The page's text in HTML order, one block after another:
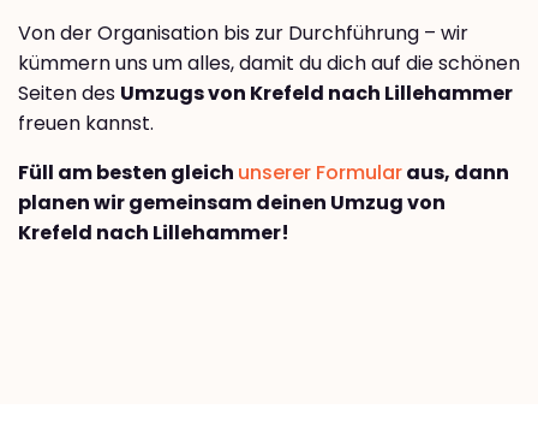
Von der Organisation bis zur Durchführung – wir
kümmern uns um alles, damit du dich auf die schönen
Seiten des Umzugs von Krefeld nach Lillehammer
freuen kannst.
Füll am besten gleich unserer Formularaus, dann
planen wir gemeinsam deinen Umzug von
Krefeld nach Lillehammer!